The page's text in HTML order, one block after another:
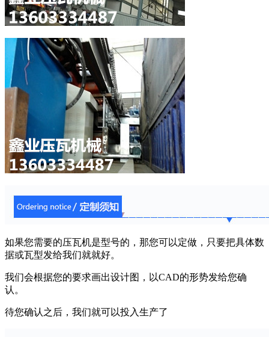
如果您需要的压瓦机是型号的，那您可以定做，只要把具体数
据或瓦型发给我们就就好。
我们会根据您的要求画出设计图，以CAD的形势发给您确
认。
待您确认之后，我们就可以投入生产了